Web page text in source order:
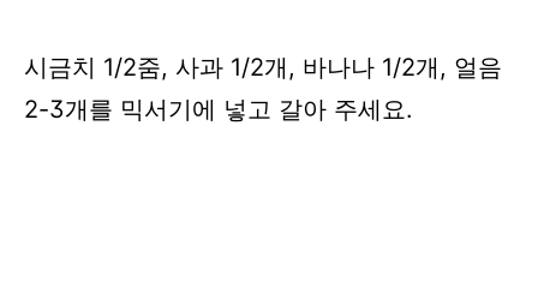
시금치 1/2줌, 사과 1/2개, 바나나 1/2개, 얼음
2-3개를 믹서기에 넣고 갈아 주세요.